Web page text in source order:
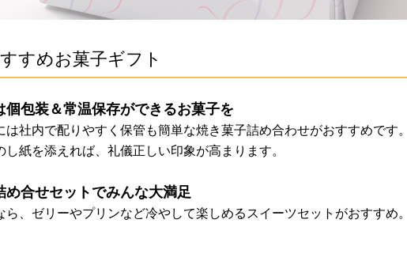
すめお菓子ギフト
個包装＆常温保存ができるお菓子を
は社内で配りやすく保管も簡単な焼き菓子詰め合わせがおすすめです
し紙を添えれば、礼儀正しい印象が高まります。
め合せセットでみんな大満足
ら、ゼリーやプリンなど冷やして楽しめるスイーツセットがおすすめ